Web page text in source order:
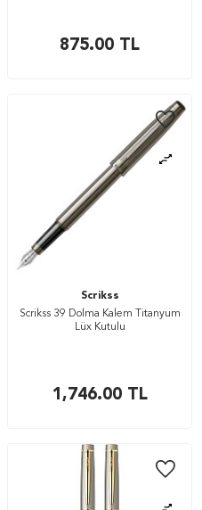
875.00 TL
Scrikss
Scrikss 39 Dolma Kalem Titanyum
Lüx Kutulu
1,746.00TL